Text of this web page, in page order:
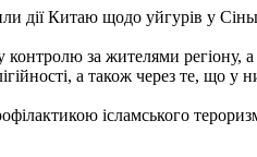
дії Китаю щодо уйгурів у
за жителями регіону,
а також через те, що у
ісламського